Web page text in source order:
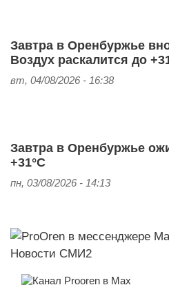
Завтра в Оренбуржье
Воздух раскалится до
вт, 04/08/2026 - 16:38
Завтра в Оренбуржье
+31°С
пн, 03/08/2026 - 14:13
Новости СМИ2